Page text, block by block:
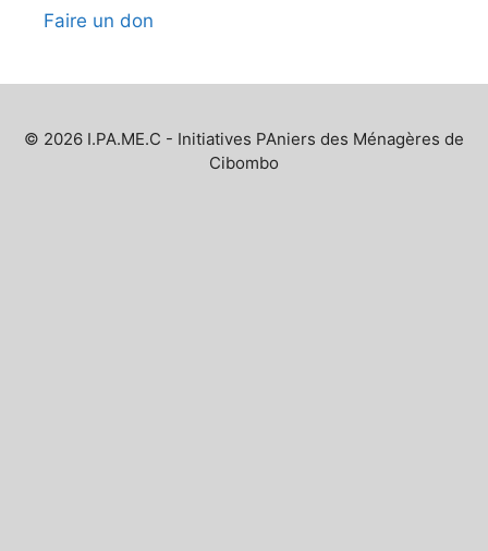
Faire un don
© 2026 I.PA.ME.C - Initiatives PAniers des Ménagères de
Cibombo